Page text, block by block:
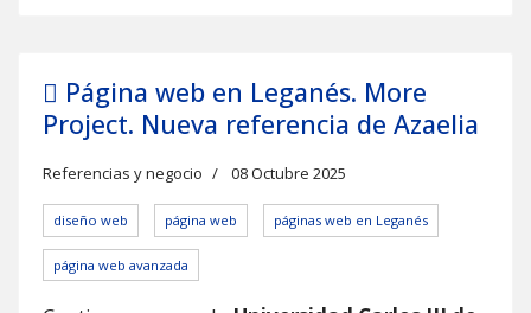
Página web en Leganés. More
Project. Nueva referencia de Azaelia
Referencias y negocio 08 Octubre 2025
diseño web página web páginas web en Leganés
página web avanzada